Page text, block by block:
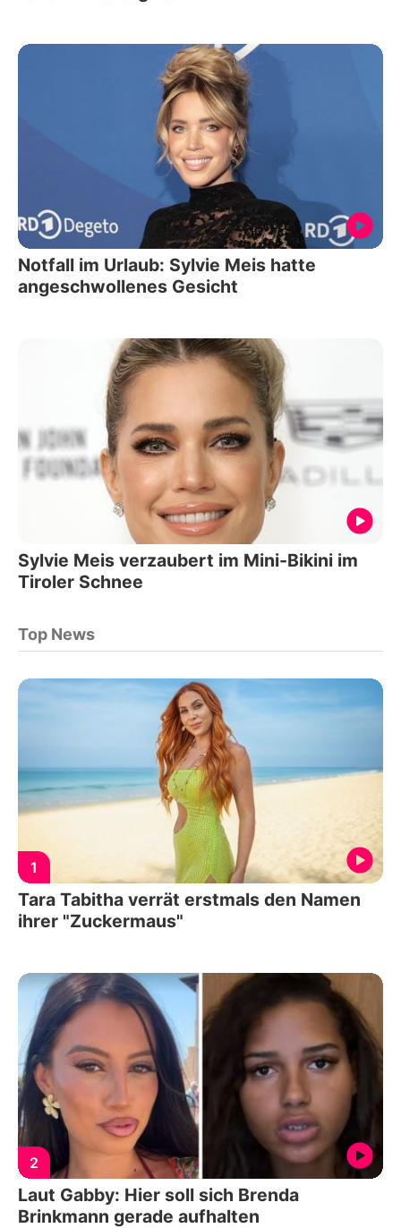
Notfall im Urlaub: Sylvie Meis hatte
angeschwollenes Gesicht
Sylvie Meis verzaubert im Mini-Bikini im
Tiroler Schnee
Top News
1
Tara Tabitha verrät erstmals den Namen
ihrer "Zuckermaus"
2
Laut Gabby: Hier soll sich Brenda
Brinkmann gerade aufhalten